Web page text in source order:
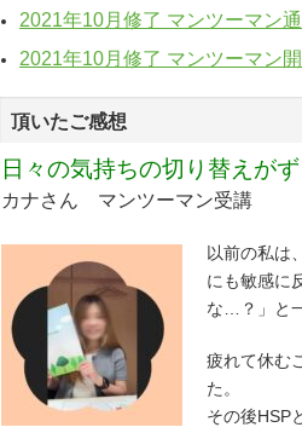
2021年10月修了 マンツーマン
2021年10月修了 マンツーマン
頂いたご感想
日々の気持ちの切り替えが
カナさん マンツーマン受講
以前の私は
にも敏感に
な…？」と
疲れて休む
た。
その後HSP